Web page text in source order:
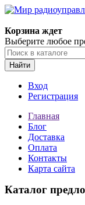
Корзина ждет
Выберите любое
Найти
Вход
Регистрация
Главная
Блог
Доставка
Оплата
Контакты
Карта сайта
Каталог